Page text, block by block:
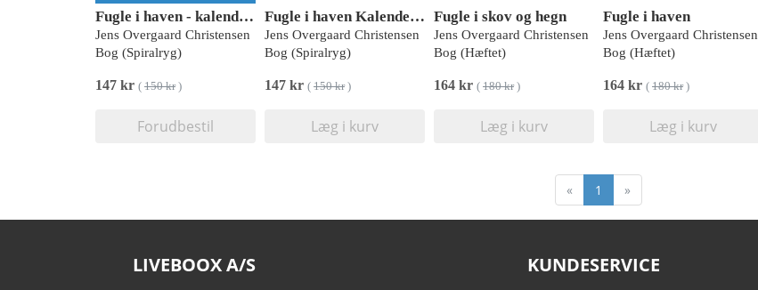
Fugle i haven - kalender 2027
Jens Overgaard Christensen
Bog (Spiralryg)
147 kr ( 150 kr)
Forudbestil
Fugle i haven Kalender 2026
Jens Overgaard Christensen
Bog (Spiralryg)
147 kr ( 150 kr)
Læg i kurv
Fugle i skov og hegn
Jens Overgaard Christensen
Bog (Hæftet)
164 kr ( 180 kr)
Læg i kurv
Fugle i haven
Jens Overgaard Christensen
Bog (Hæftet)
164 kr ( 180 kr)
Læg i kurv
« 1 »
LIVEBOOX A/S KUNDESERVICE